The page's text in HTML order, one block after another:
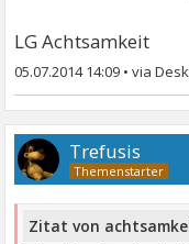
LG Achtsamkeit
05.07.2014 14:09 •
Trefusis
Zitat von